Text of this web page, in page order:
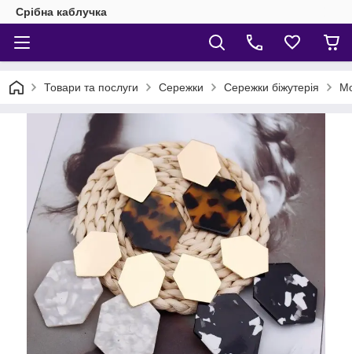
Срібна каблучка
Товари та послуги Сережки Сережки біжутерія